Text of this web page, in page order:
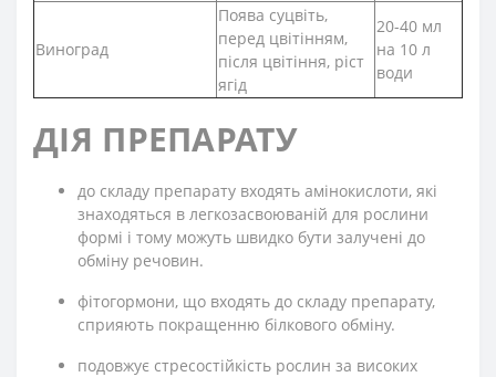
Виноград
Поява суцвіть,
перед цвітінням,
після цвітіння, ріст
ягід
20-40 мл
на 10 л
води
ДІЯ ПРЕПАРАТУ
до складу препарату входять амінокислоти, які
знаходяться в легкозасвоюваній для рослини
формі і тому можуть швидко бути залучені до
обміну речовин.
фітогормони, що входять до складу препарату,
сприяють покращенню білкового обміну.
подовжує стресостійкість рослин за високих